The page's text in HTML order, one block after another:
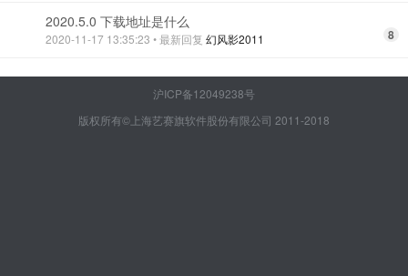
2020.5.0 下载地址是什么
2020-11-17 13:35:23 • 最新回复 幻风影2011 8
沪ICP备12049238号
版权所有©上海艺赛旗软件股份有限公司 2011-2018